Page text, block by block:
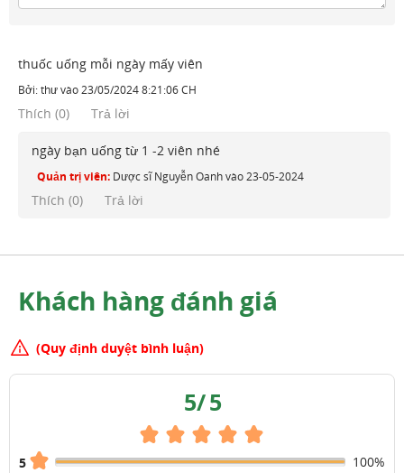
thuốc uống mỗi ngày mấy viên
Bởi:thưvào23/05/2024 8:21:06 CH
Thích (0) Trả lời
ngày bạn uống từ 1 -2 viên nhé
Quản trị viên: Dược sĩ Nguyễn Oanhvào23-05-2024
Thích (0) Trả lời
Khách hàng đánh giá
(Quy định duyệt bình luận)
5/5
5
100%